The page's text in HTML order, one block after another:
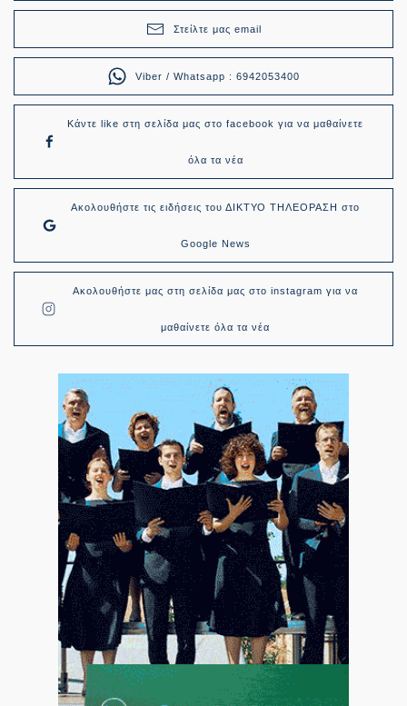
Στείλτε μας email
Viber / Whatsapp : 6942053400
Κάντε like στη σελίδα μας στο facebook για να μαθαίνετε
όλα τα νέα
Ακολουθήστε τις ειδήσεις του ΔΙΚΤΥΟ ΤΗΛΕΟΡΑΣΗ στο
Google News
Ακολουθήστε μας στη σελίδα μας στο instagram για να
μαθαίνετε όλα τα νέα